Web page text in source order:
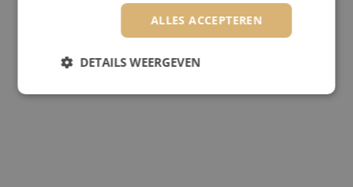
ALLES ACCEPTEREN
DETAILS WEERGEVEN